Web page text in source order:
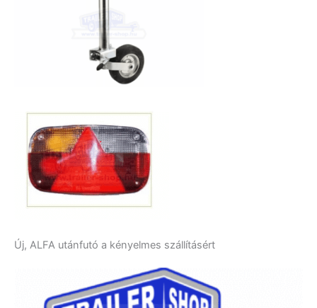
Új, ALFA utánfutó a kényelmes szállításért